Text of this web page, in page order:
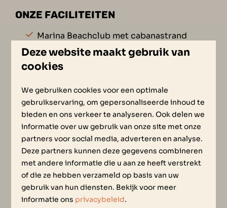
ONZE FACILITEITEN
Marina Beachclub met cabanastrand
Restaurant
Ontbijtservice
Boot-, kano-, SUP- en fietsverhuur
Uitdagende outdoor activiteiten
Wellnessmogelijkheden
Oplaadpunten elektrische auto's
MEER INFORMATIE OF
AANMELDEN
Deze website maakt gebruik van
cookies
We gebruiken cookies voor een optimale
gebruikservaring, om gepersonaliseerde inhoud te
bieden en ons verkeer te analyseren. Ook delen we
informatie over uw gebruik van onze site met onze
partners voor social media, adverteren en analyse.
Deze partners kunnen deze gegevens combineren
met andere informatie die u aan ze heeft verstrekt
of die ze hebben verzameld op basis van uw
gebruik van hun diensten. Bekijk voor meer
informatie ons privacybeleid.